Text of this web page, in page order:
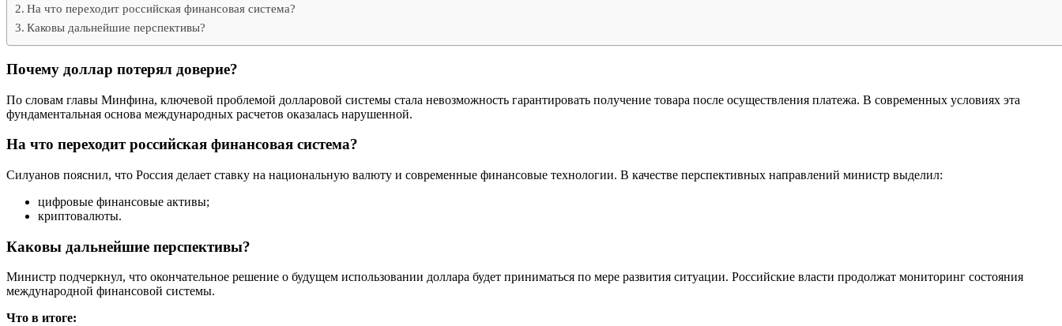
На что переходит российская финансовая система?
Каковы дальнейшие перспективы?
Почему доллар потерял доверие?
По словам главы Минфина, ключевой проблемой долларовой системы стала невозможность гарантировать получение товара после осуществления платежа. В современных условиях эта
фундаментальная основа международных расчетов оказалась нарушенной.
На что переходит российская финансовая система?
Силуанов пояснил, что Россия делает ставку на национальную валюту и современные финансовые технологии. В качестве перспективных направлений министр выделил:
цифровые финансовые активы;
криптовалюты.
Каковы дальнейшие перспективы?
Министр подчеркнул, что окончательное решение о будущем использовании доллара будет приниматься по мере развития ситуации. Российские власти продолжат мониторинг состояния
международной финансовой системы.
Что в итоге: